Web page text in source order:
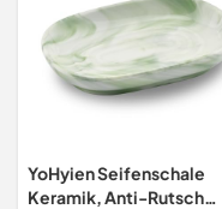
YoHyien Seifenschale
Keramik, Anti-Rutsch